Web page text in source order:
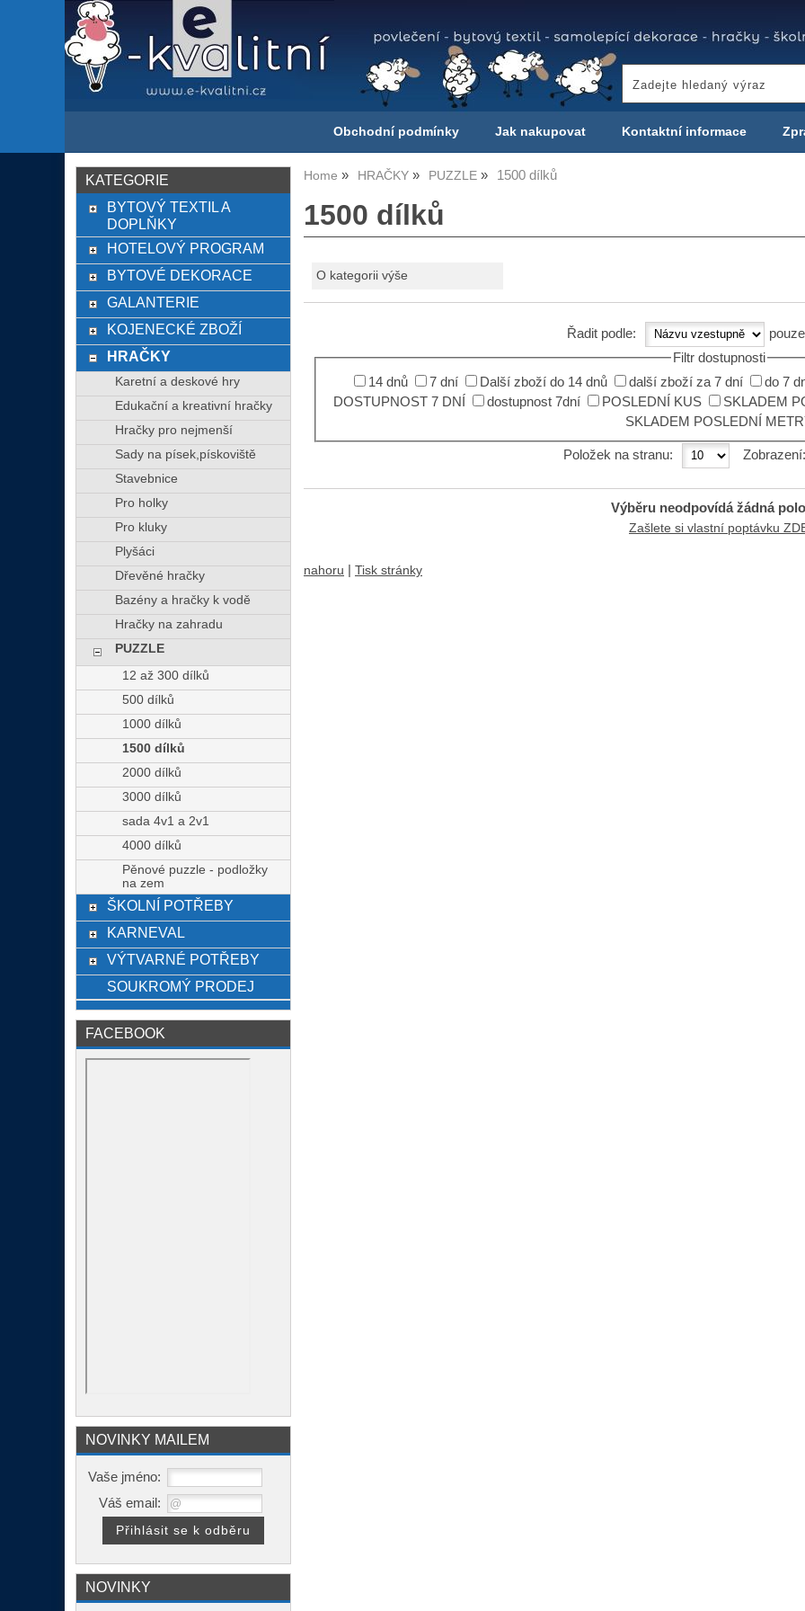
Obchodní podmínky Jak nakupovat Kontaktní informace
Home HRAČKY PUZZLE 1500 dílků
1500 dílků
O kategorii výše
Řadit podle:
Filtr dostupnosti
14 dnů
7 dní Další zboží do 14 dnů další zboží za 7 dní do 7
DOSTUPNOST 7 DNÍ
dostupnost 7dní POSLEDNÍ KUS SKLADEM
SKLADEM POSLEDNÍ
Položek na stranu: Zobrazení:
Výběru neodpovídá žádná
Zašlete si vlastní poptávku
nahoru Tisk stránky
KATEGORIE
BYTOVÝ TEXTIL A
DOPLŇKY
HOTELOVÝ PROGRAM
BYTOVÉ DEKORACE
GALANTERIE
KOJENECKÉ ZBOŽÍ
HRAČKY
Karetní a deskové hry
Edukační a kreativní hračky
Hračky pro nejmenší
Sady na písek,pískoviště
Stavebnice
Pro holky
Pro kluky
Plyšáci
Dřevěné hračky
Bazény a hračky k vodě
Hračky na zahradu
PUZZLE
12 až 300 dílků
500 dílků
1000 dílků
1500 dílků
2000 dílků
3000 dílků
sada 4v1 a 2v1
4000 dílků
Pěnové puzzle - podložky
na zem
ŠKOLNÍ POTŘEBY
KARNEVAL
VÝTVARNÉ POTŘEBY
SOUKROMÝ PRODEJ
FACEBOOK
NOVINKY MAILEM
Vaše jméno:
Váš email:
NOVINKY